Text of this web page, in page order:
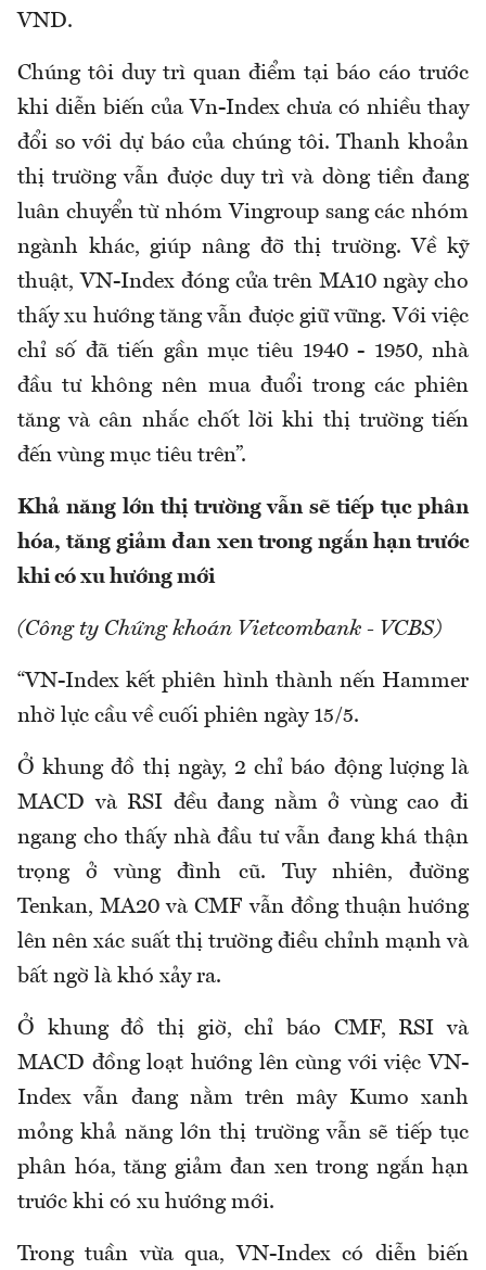
VND.
Chúng tôi duy trì quan điểm tại báo cáo trước
khi diễn biến của Vn-Index chưa có nhiều thay
đổi so với dự báo của chúng tôi. Thanh khoản
thị trường vẫn được duy trì và dòng tiền đang
luân chuyển từ nhóm Vingroup sang các nhóm
ngành khác, giúp nâng đỡ thị trường. Về kỹ
thuật, VN-Index đóng cửa trên MA10 ngày cho
thấy xu hướng tăng vẫn được giữ vững. Với việc
chỉ số đã tiến gần mục tiêu 1940 - 1950, nhà
đầu tư không nên mua đuổi trong các phiên
tăng và cân nhắc chốt lời khi thị trường tiến
đến vùng mục tiêu trên”.
Khả năng lớn thị trường vẫn sẽ tiếp tục phân
hóa, tăng giảm đan xen trong ngắn hạn trước
khi có xu hướng mới
(Công ty Chứng khoán Vietcombank - VCBS)
“VN-Index kết phiên hình thành nến Hammer
nhờ lực cầu về cuối phiên ngày 15/5.
Ở khung đồ thị ngày, 2 chỉ báo động lượng là
MACD và RSI đều đang nằm ở vùng cao đi
ngang cho thấy nhà đầu tư vẫn đang khá thận
trọng ở vùng đình cũ. Tuy nhiên, đường
Tenkan, MA20 và CMF vẫn đồng thuận hướng
lên nên xác suất thị trường điều chỉnh mạnh và
bất ngờ là khó xảy ra.
Ở khung đồ thị giờ, chỉ báo CMF, RSI và
MACD đồng loạt hướng lên cùng với việc VN-
Index vẫn đang nằm trên mây Kumo xanh
mỏng khả năng lớn thị trường vẫn sẽ tiếp tục
phân hóa, tăng giảm đan xen trong ngắn hạn
trước khi có xu hướng mới.
Trong tuần vừa qua, VN-Index có diễn biến